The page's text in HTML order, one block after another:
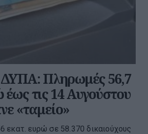
Πληρωμές 56,7
έως τις 14 Αυγούστου
«ταμείο»
εκατ. ευρώ σε 58.370 δικαιούχους